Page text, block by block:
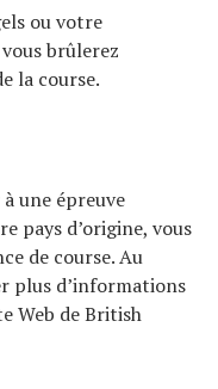
ou votre
brûlerez
la course.
une épreuve
pays d’origine, vous
de course. Au
plus d’informations
Web de British